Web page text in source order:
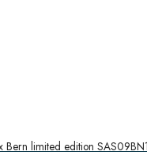
Bern limited edition